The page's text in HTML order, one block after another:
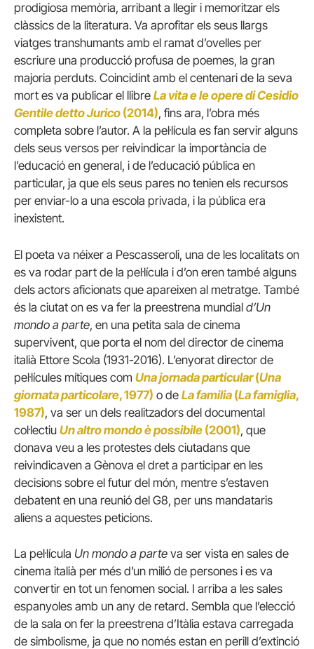
prodigiosa memòria, arribant a llegir i memoritzar els
clàssics de la literatura. Va aprofitar els seus llargs
viatges transhumants amb el ramat d’ovelles per
escriure una producció profusa de poemes, la gran
majoria perduts. Coincidint amb el centenari de la seva
mort es va publicar el llibre La vita e le opere di Cesidio
Gentile detto Jurico (2014), fins ara, l’obra més
completa sobre l’autor. A la pel·lícula es fan servir alguns
dels seus versos per reivindicar la importància de
l’educació en general, i de l’educació pública en
particular, ja que els seus pares no tenien els recursos
per enviar-lo a una escola privada, i la pública era
inexistent.
El poeta va néixer a Pescasseroli, una de les localitats on
es va rodar part de la pel·lícula i d’on eren també alguns
dels actors aficionats que apareixen al metratge. També
és la ciutat on es va fer la preestrena mundial d’Un
mondo a parte, en una petita sala de cinema
supervivent, que porta el nom del director de cinema
italià Ettore Scola (1931-2016). L’enyorat director de
pel·lícules mítiques com Una jornada particular(Una
giornata particolare, 1977) o de La familia (La famiglia,
1987), va ser un dels realitzadors del documental
col·lectiu Un altro mondo è possibile (2001), que
donava veu a les protestes dels ciutadans que
reivindicaven a Gènova el dret a participar en les
decisions sobre el futur del món, mentre s’estaven
debatent en una reunió del G8, per uns mandataris
aliens a aquestes peticions.
La pel·lícula Un mondo a parte va ser vista en sales de
cinema italià per més d’un milió de persones i es va
convertir en tot un fenomen social. I arriba a les sales
espanyoles amb un any de retard. Sembla que l’elecció
de la sala on fer la preestrena d’Itàlia estava carregada
de simbolisme, ja que no només estan en perill d’extinció